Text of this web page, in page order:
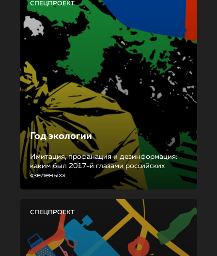
СПЕЦПРОЕКТ
Год экологии
Имитация, профанация и дезинформация:
каким был 2017-й глазами российских
«зеленых»
СПЕЦПРОЕКТ